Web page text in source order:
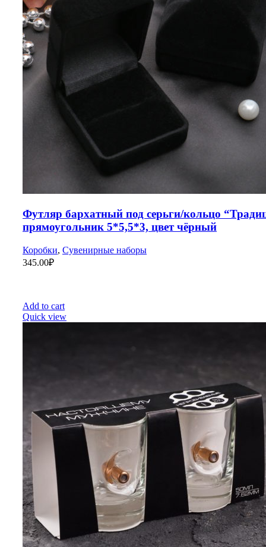
Футляр бархатный под серьги/кольцо
прямоугольник 5*5,5*3, цвет чёрный
Коробки, Сувенирные наборы
345.00₽
Add to cart
Quick view